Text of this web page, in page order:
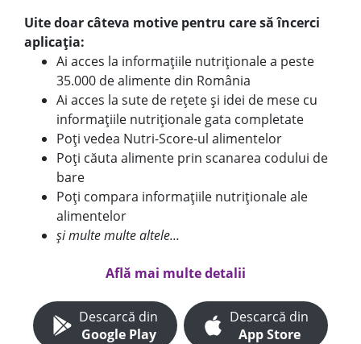
Uite doar câteva motive pentru care să încerci
aplicația:
Ai acces la informațiile nutriționale a peste
35.000 de alimente din România
Ai acces la sute de rețete și idei de mese cu
informațiile nutriționale gata completate
Poți vedea Nutri-Score-ul alimentelor
Poți căuta alimente prin scanarea codului de
bare
Poți compara informațiile nutriționale ale
alimentelor
și multe multe altele...
Află mai multe detalii
Descarcă din
Google Play
Descarcă din
App Store